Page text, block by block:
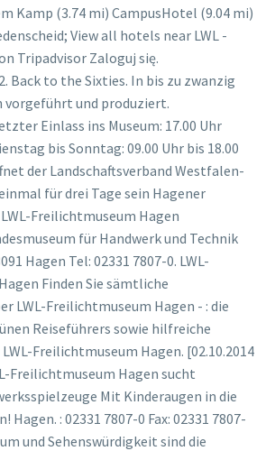
Kamp (3.74 mi) CampusHotel (9.04 mi)
View all hotels near LWL -
Tripadvisor Zaloguj się.
Back to the Sixties. In bis zu zwanzig
vorgeführt und produziert.
Einlass ins Museum: 17.00 Uhr
bis Sonntag: 09.00 Uhr bis 18.00
der Landschaftsverband Westfalen-
für drei Tage sein Hagener
Freilichtmuseum Hagen
für Handwerk und Technik
Hagen Tel: 02331 7807-0. LWL-
Finden Sie sämtliche
LWL-Freilichtmuseum Hagen - : die
Reiseführers sowie hilfreiche
Freilichtmuseum Hagen. [02.10.2014
Freilichtmuseum Hagen sucht
Mit Kinderaugen in die
: 02331 7807-0 Fax: 02331 7807-
und Sehenswürdigkeit sind die